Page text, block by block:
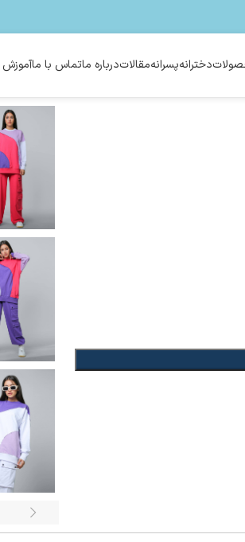
دخترانهپسرانهمقالاتدرباره ماتماس با ماآموزش